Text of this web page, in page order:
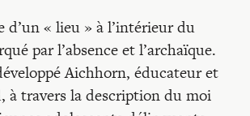
d’un « lieu » à l’intérieur du
par l’absence et l’archaïque.
Aichhorn, éducateur et
à travers la description du moi